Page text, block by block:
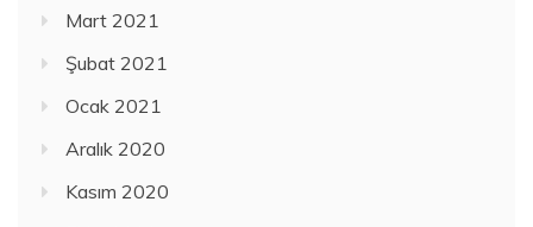
Mart 2021
Şubat 2021
Ocak 2021
Aralık 2020
Kasım 2020